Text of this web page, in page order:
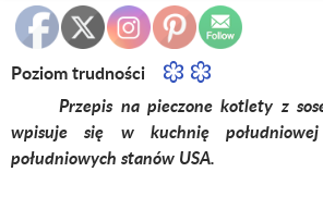
Poziom trudności
Przepis na pieczone kotlety z
wpisuje się w kuchnię
południowych stanów USA.